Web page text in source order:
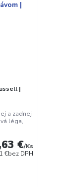
|
a zadnej
léga,
€/Ks
€bez DPH